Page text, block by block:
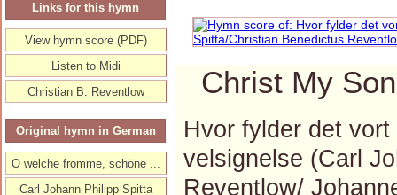
Christ My
Hvor fylder det
velsignelse (Carl
Reventlow/
Links for this hymn
View hymn score (PDF)
Listen to Midi
Christian B. Reventlow
Original hymn in German
O welche fromme, schöne ...
Carl Johann Philipp Spitta